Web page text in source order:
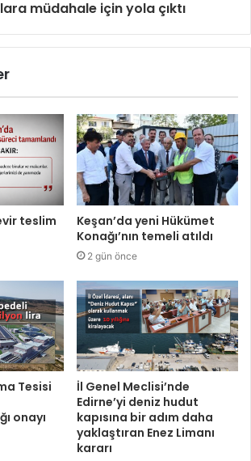
müdahale için yola çıktı
teslim
Keşan’da yeni Hükümet
Konağı’nın temeli atıldı
2 gün önce
Tesisi
onayı
İl Genel Meclisi’nde
Edirne’yi deniz hudut
kapısına bir adım daha
yaklaştıran Enez Limanı
kararı